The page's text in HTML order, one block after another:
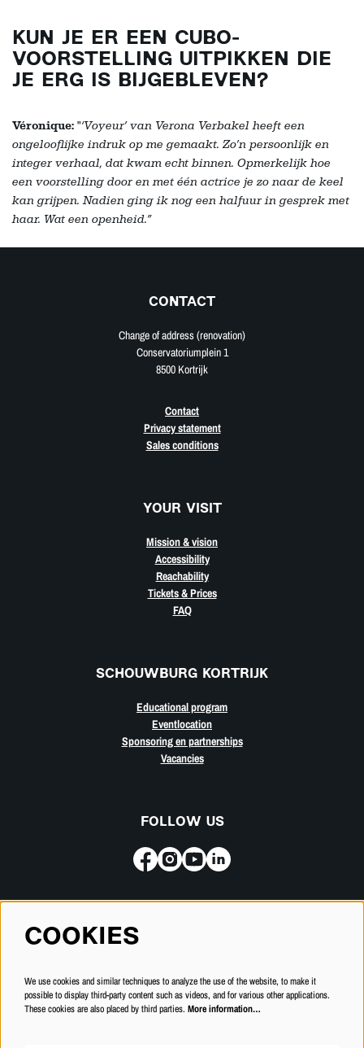
KUN JE ER EEN CUBO-
VOORSTELLING UITPIKKEN DIE
JE ERG IS BIJGEBLEVEN?
Véronique: "‘Voyeur’ van Verona Verbakel heeft een
ongelooflijke indruk op me gemaakt. Zo’n persoonlijk en
integer verhaal, dat kwam echt binnen. Opmerkelijk hoe
een voorstelling door en met één actrice je zo naar de keel
kan grijpen. Nadien ging ik nog een halfuur in gesprek met
haar. Wat een openheid.”
CONTACT
Change of address (renovation)
Conservatoriumplein 1
8500 Kortrijk
Contact
Privacy statement
Sales conditions
YOUR VISIT
Mission & vision
Accessibility
Reachability
Tickets & Prices
FAQ
SCHOUWBURG KORTRIJK
Educational program
Eventlocation
Sponsoring en partnerships
Vacancies
FOLLOW US
Subscribe for our newsletter
SUBSCRIBE
COOKIES
We use cookies and similar techniques to analyze the use of the website, to make it
possible to display third-party content such as videos, and for various other applications.
These cookies are also placed by third parties. More information…